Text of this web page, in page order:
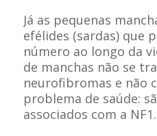
Já as pequenas
efélides (sardas) que
número ao longo da
de manchas não se
neurofibromas e não
problema de saúde:
associados com a NF1.